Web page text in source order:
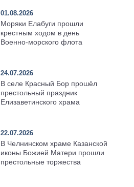
01.08.2026
Моряки Елабуги прошли
крестным ходом в день
Военно‑морского флота
24.07.2026
В селе Красный Бор прошёл
престольный праздник
Елизаветинского храма
22.07.2026
В Челнинском храме Казанской
иконы Божией Матери прошли
престольные торжества